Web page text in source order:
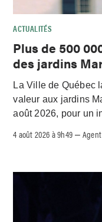
ACTUALITÉS
Plus de 500
des jardins
La Ville de Québec
valeur aux jardins
août 2026, pour un
4 août 2026 à 9h49 –